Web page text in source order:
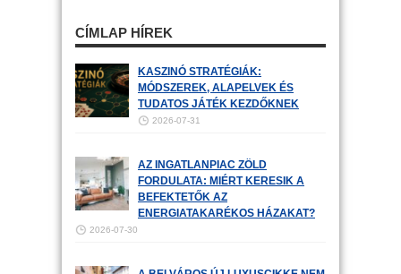
CÍMLAP HÍREK
KASZINÓ STRATÉGIÁK:
MÓDSZEREK, ALAPELVEK ÉS
TUDATOS JÁTÉK KEZDŐKNEK
2026-07-31
AZ INGATLANPIAC ZÖLD
FORDULATA: MIÉRT KERESIK A
BEFEKTETŐK AZ
ENERGIATAKARÉKOS HÁZAKAT?
2026-07-30